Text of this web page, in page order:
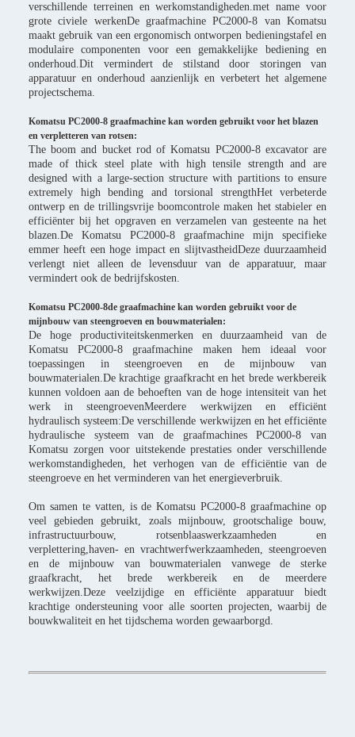
verschillende terreinen en werkomstandigheden.met name voor
grote civiele werkenDe graafmachine PC2000-8 van Komatsu
maakt gebruik van een ergonomisch ontworpen bedieningstafel en
modulaire componenten voor een gemakkelijke bediening en
onderhoud.Dit vermindert de stilstand door storingen van
apparatuur en onderhoud aanzienlijk en verbetert het algemene
projectschema.
Komatsu PC2000-8 graafmachine kan worden gebruikt voor het blazen
en verpletteren van rotsen:
The boom and bucket rod of Komatsu PC2000-8 excavator are
made of thick steel plate with high tensile strength and are
designed with a large-section structure with partitions to ensure
extremely high bending and torsional strengthHet verbeterde
ontwerp en de trillingsvrije boomcontrole maken het stabieler en
efficiënter bij het opgraven en verzamelen van gesteente na het
blazen.De Komatsu PC2000-8 graafmachine mijn specifieke
emmer heeft een hoge impact en slijtvastheidDeze duurzaamheid
verlengt niet alleen de levensduur van de apparatuur, maar
vermindert ook de bedrijfskosten.
Komatsu PC2000-8de graafmachine kan worden gebruikt voor de
mijnbouw van steengroeven en bouwmaterialen:
De hoge productiviteitskenmerken en duurzaamheid van de
Komatsu PC2000-8 graafmachine maken hem ideaal voor
toepassingen in steengroeven en de mijnbouw van
bouwmaterialen.De krachtige graafkracht en het brede werkbereik
kunnen voldoen aan de behoeften van de hoge intensiteit van het
werk in steengroevenMeerdere werkwijzen en efficiënt
hydraulisch systeem:De verschillende werkwijzen en het efficiënte
hydraulische systeem van de graafmachines PC2000-8 van
Komatsu zorgen voor uitstekende prestaties onder verschillende
werkomstandigheden, het verhogen van de efficiëntie van de
steengroeve en het verminderen van het energieverbruik.
Om samen te vatten, is de Komatsu PC2000-8 graafmachine op
veel gebieden gebruikt, zoals mijnbouw, grootschalige bouw,
infrastructuurbouw, rotsenblaaswerkzaamheden en
verplettering,haven- en vrachtwerfwerkzaamheden, steengroeven
en de mijnbouw van bouwmaterialen vanwege de sterke
graafkracht, het brede werkbereik en de meerdere
werkwijzen.Deze veelzijdige en efficiënte apparatuur biedt
krachtige ondersteuning voor alle soorten projecten, waarbij de
bouwkwaliteit en het tijdschema worden gewaarborgd.